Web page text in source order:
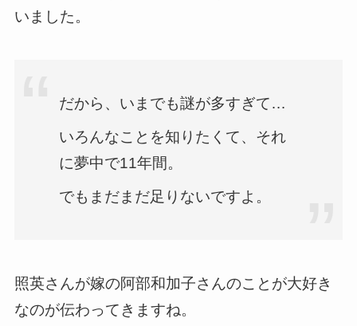
いました。
だから、いまでも謎が多すぎて…
いろんなことを知りたくて、それ
に夢中で11年間。
でもまだまだ足りないですよ。
照英さんが嫁の阿部和加子さんのことが大好き
なのが伝わってきますね。